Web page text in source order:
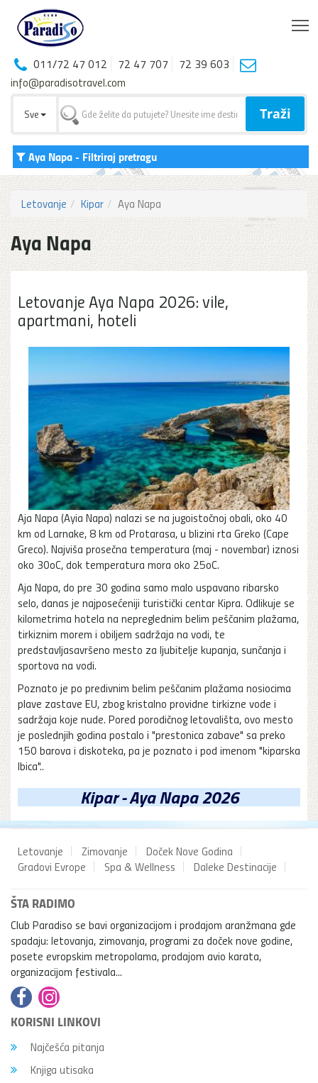
011/72 47 012 72 47 707
72 39 603
info@paradisotravel.com
Sve Traži
Aya Napa- Filtriraj pretragu
Letovanje Kipar Aya Napa
Aya Napa
Letovanje Aya Napa 2026: vile,
apartmani, hoteli
Aja Napa (Ayia Napa) nalazi se na jugoistočnoj obali, oko 40
km od Larnake, 8 km od Protarasa, u blizini rta Greko (Cape
Greco). Najviša prosečna temperatura (maj - novembar) iznosi
oko 30oC, dok temperatura mora oko 25oC.
Aja Napa, do pre 30 godina samo malo uspavano ribarsko
selo, danas je najposećeniji turistički centar Kipra. Odlikuje se
kilometrima hotela na nepreglednim belim peščanim plažama,
tirkiznim morem i obiljem sadržaja na vodi, te
predstavljasavršeno mesto za ljubitelje kupanja, sunčanja i
sportova na vodi.
Poznato je po predivnim belim peščanim plažama nosiocima
plave zastave EU, zbog kristalno providne tirkizne vode i
sadržaja koje nude. Pored porodičnog letovališta, ovo mesto
je poslednjih godina postalo i "prestonica zabave" sa preko
150 barova i diskoteka, pa je poznato i pod imenom "kiparska
Ibica"..
Kipar - Aya Napa 2026
Letovanje Zimovanje
Doček Nove Godina
Gradovi Evrope
Spa & Wellness Daleke Destinacije
ŠTA RADIMO
Club Paradiso se bavi organizacijom i prodajom aranžmana gde
spadaju: letovanja, zimovanja, programi za doček nove godine,
posete evropskim metropolama, prodajom avio karata,
organizacijom festivala...
KORISNI LINKOVI
Najčešća pitanja
Knjiga utisaka